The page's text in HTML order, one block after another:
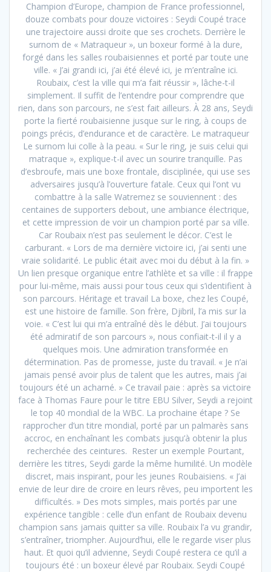
Champion d’Europe, champion de France professionnel,
douze combats pour douze victoires : Seydi Coupé trace
une trajectoire aussi droite que ses crochets. Derrière le
surnom de « Matraqueur », un boxeur formé à la dure,
forgé dans les salles roubaisiennes et porté par toute une
ville. « J’ai grandi ici, j’ai été élevé ici, je m’entraîne ici.
Roubaix, c’est la ville qui m’a fait réussir », lâche-t-il
simplement. Il suffit de l’entendre pour comprendre que
rien, dans son parcours, ne s’est fait ailleurs. À 28 ans, Seydi
porte la fierté roubaisienne jusque sur le ring, à coups de
poings précis, d’endurance et de caractère. Le matraqueur
Le surnom lui colle à la peau. « Sur le ring, je suis celui qui
matraque », explique-t-il avec un sourire tranquille. Pas
d’esbroufe, mais une boxe frontale, disciplinée, qui use ses
adversaires jusqu’à l’ouverture fatale. Ceux qui l’ont vu
combattre à la salle Watremez se souviennent : des
centaines de supporters debout, une ambiance électrique,
et cette impression de voir un champion porté par sa ville.
Car Roubaix n’est pas seulement le décor. C’est le
carburant. « Lors de ma dernière victoire ici, j’ai senti une
vraie solidarité. Le public était avec moi du début à la fin. »
Un lien presque organique entre l’athlète et sa ville : il frappe
pour lui-même, mais aussi pour tous ceux qui s’identifient à
son parcours. Héritage et travail La boxe, chez les Coupé,
est une histoire de famille. Son frère, Djibril, l’a mis sur la
voie. « C’est lui qui m’a entraîné dès le début. J’ai toujours
été admiratif de son parcours », nous confiait-t-il il y a
quelques mois. Une admiration transformée en
détermination. Pas de promesse, juste du travail. « Je n’ai
jamais pensé avoir plus de talent que les autres, mais j’ai
toujours été un acharné. » Ce travail paie : après sa victoire
face à Thomas Faure pour le titre EBU Silver, Seydi a rejoint
le top 40 mondial de la WBC. La prochaine étape ? Se
rapprocher d’un titre mondial, porté par un palmarès sans
accroc, en enchaînant les combats jusqu’à obtenir la plus
recherchée des ceintures. Rester un exemple Pourtant,
derrière les titres, Seydi garde la même humilité. Un modèle
discret, mais inspirant, pour les jeunes Roubaisiens. « J’ai
envie de leur dire de croire en leurs rêves, peu importent les
difficultés. » Des mots simples, mais portés par une
expérience tangible : celle d’un enfant de Roubaix devenu
champion sans jamais quitter sa ville. Roubaix l’a vu grandir,
s’entraîner, triompher. Aujourd’hui, elle le regarde viser plus
haut. Et quoi qu’il advienne, Seydi Coupé restera ce qu’il a
toujours été : un boxeur élevé par Roubaix. Seydi Coupé